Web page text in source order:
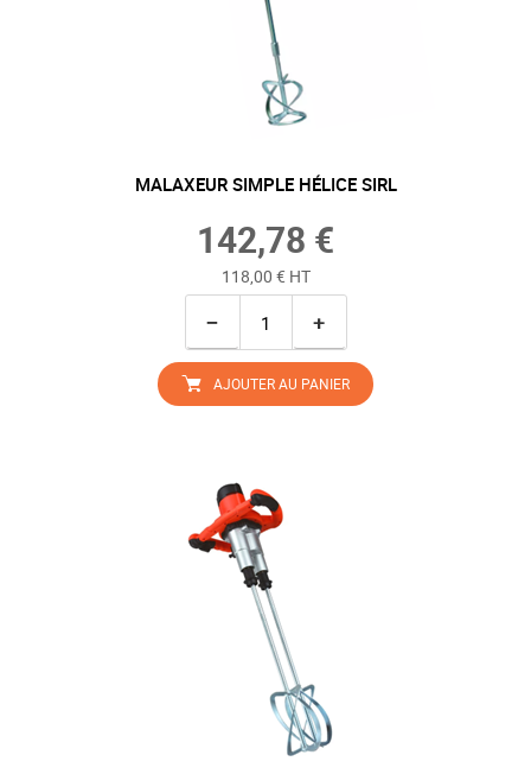
MALAXEUR SIMPLE HÉLICE SIRL
142,78 €
118,00 € HT
− +
AJOUTER AU PANIER